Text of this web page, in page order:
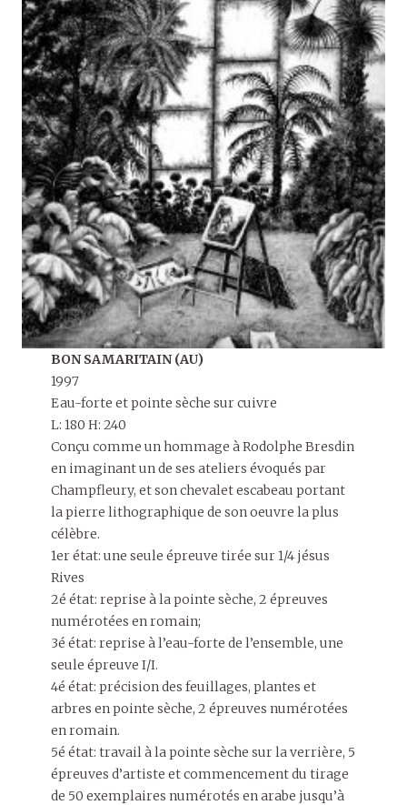
BON SAMARITAIN (AU)
1997
Eau-forte et pointe sèche sur cuivre
L: 180 H: 240
Conçu comme un hommage à Rodolphe Bresdin
en imaginant un de ses ateliers évoqués par
Champfleury, et son chevalet escabeau portant
la pierre lithographique de son oeuvre la plus
célèbre.
1er état: une seule épreuve tirée sur 1/4 jésus
Rives
2é état: reprise à la pointe sèche, 2 épreuves
numérotées en romain;
3é état: reprise à l’eau-forte de l’ensemble, une
seule épreuve I/I.
4é état: précision des feuillages, plantes et
arbres en pointe sèche, 2 épreuves numérotées
en romain.
5é état: travail à la pointe sèche sur la verrière, 5
épreuves d’artiste et commencement du tirage
de 50 exemplaires numérotés en arabe jusqu’à